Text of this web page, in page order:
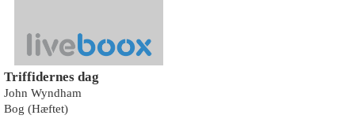
Triffidernes dag
John Wyndham
Bog (Hæftet)